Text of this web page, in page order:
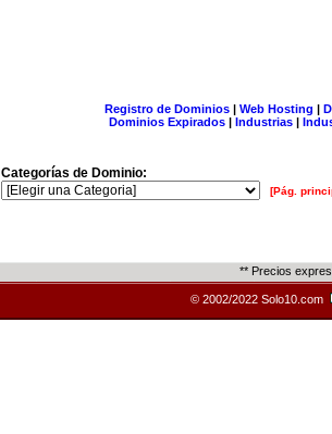
Registro de Dominios| Web Hosting |
Dominios Expirados | Industrias |
Categorías de Dominio:
[Pág.
** Precios
© 2002/2022 Solo10.com